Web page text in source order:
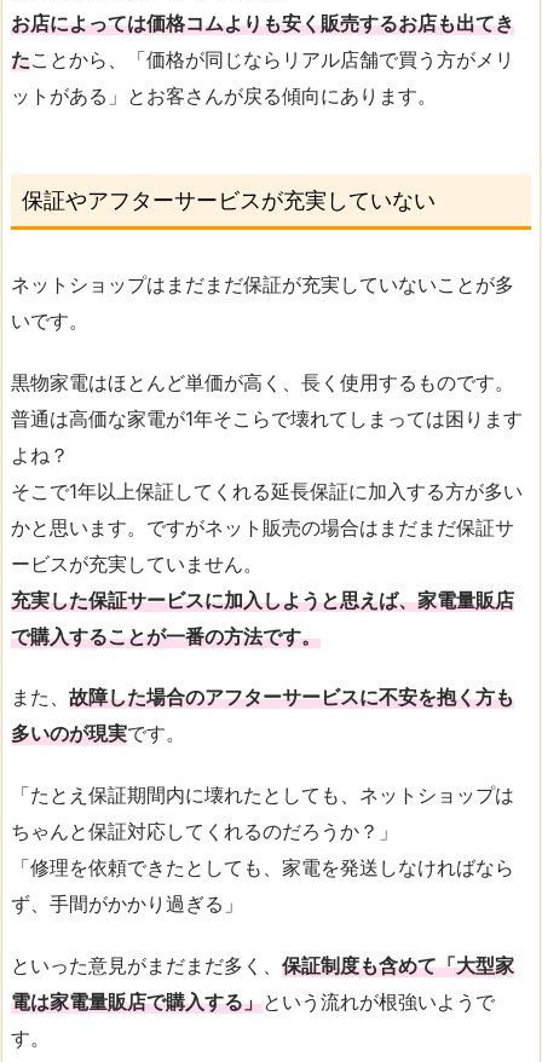
お店によっては価格コムよりも安く販売するお店も出てき
たことから、「価格が同じならリアル店舗で買う方がメリ
ットがある」とお客さんが戻る傾向にあります。
保証やアフターサービスが充実していない
ネットショップはまだまだ保証が充実していないことが多
いです。
黒物家電はほとんど単価が高く、長く使用するものです。
普通は高価な家電が1年そこらで壊れてしまっては困ります
よね？
そこで1年以上保証してくれる延長保証に加入する方が多い
かと思います。ですがネット販売の場合はまだまだ保証サ
ービスが充実していません。
充実した保証サービスに加入しようと思えば、家電量販店
で購入することが一番の方法です。
また、 故障した場合のアフターサービスに不安を抱く方も
多いのが現実です。
「たとえ保証期間内に壊れたとしても、ネットショップは
ちゃんと保証対応してくれるのだろうか？」
「修理を依頼できたとしても、家電を発送しなければなら
ず、手間がかかり過ぎる」
といった意見がまだまだ多く、 保証制度も含めて「大型家
電は家電量販店で購入する」という流れが根強いようで
す。